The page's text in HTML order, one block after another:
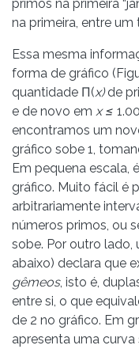
primos na primeira
na primeira, entre
Essa mesma
forma de gráfico
quantidade Π(x)de
e de novo em x ≤
encontramos um
gráfico sobe 1,
Em pequena escala,
gráfico. Muito fácil é
arbitrariamente
números primos, ou
sobe. Por outro lado,
abaixo) declara que
gêmeos, isto é,
entre si, o que
de 2 no gráfico. Em
apresenta uma